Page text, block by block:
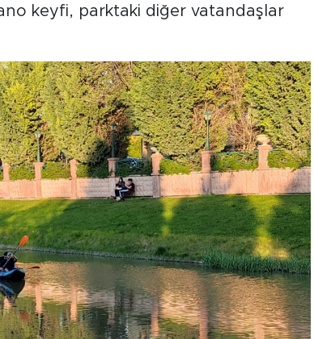
keyfi, parktaki diğer vatandaşlar